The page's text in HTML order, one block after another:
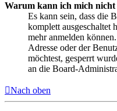
Warum kann ich mich nicht
Es kann sein, dass die
komplett ausgeschaltet
mehr anmelden
Adresse oder der
möchtest, gesperrt
an die Board-
Nach oben